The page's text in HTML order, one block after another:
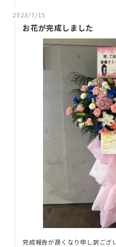
2023/7/15
お花が完成しました
完成報告が遅くなり申し訳ござ